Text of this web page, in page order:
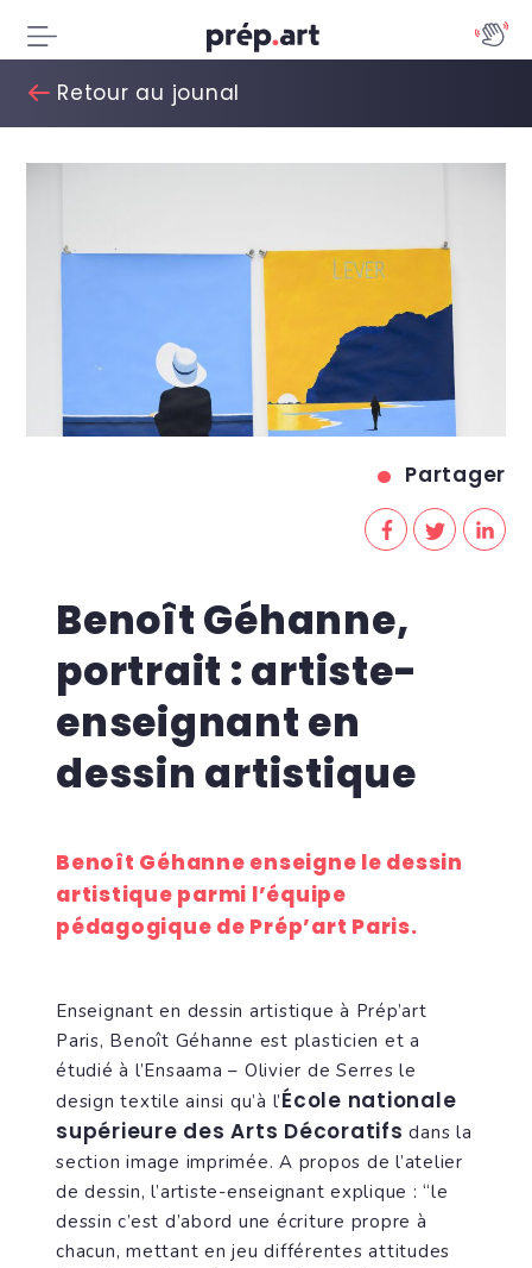
Retour au jounal
Partager
Benoît Géhanne,
portrait : artiste-
enseignant en
dessin artistique
Benoît Géhanne enseigne le dessin
artistique parmi l’équipe
pédagogique de Prép’art Paris.
Enseignant en dessin artistique à Prép’art
Paris, Benoît Géhanne est plasticien et a
étudié à l’Ensaama – Olivier de Serres le
design textile ainsi qu’à l’École nationale
supérieure des Arts Décoratifs dans la
section image imprimée. A propos de l’atelier
de dessin, l’artiste-enseignant explique : “le
dessin c’est d’abord une écriture propre à
chacun, mettant en jeu différentes attitudes